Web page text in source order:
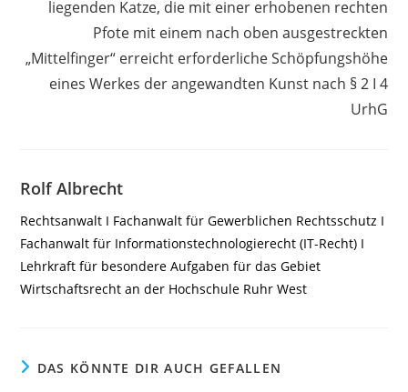
liegenden Katze, die mit einer erhobenen rechten
Pfote mit einem nach oben ausgestreckten
„Mittelfinger“ erreicht erforderliche Schöpfungshöhe
eines Werkes der angewandten Kunst nach § 2 I 4
UrhG
Rolf Albrecht
Rechtsanwalt I Fachanwalt für Gewerblichen Rechtsschutz I
Fachanwalt für Informationstechnologierecht (IT-Recht) I
Lehrkraft für besondere Aufgaben für das Gebiet
Wirtschaftsrecht an der Hochschule Ruhr West
DAS KÖNNTE DIR AUCH GEFALLEN